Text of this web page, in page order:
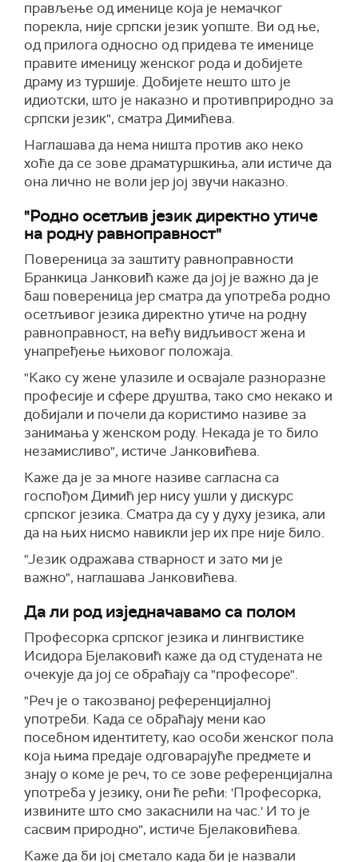
прављење од именице која је немачког
порекла, није српски језик уопште. Ви од ње,
од прилога односно од придева те именице
правите именицу женског рода и добијете
драму из туршије. Добијете нешто што је
идиотски, што је наказно и противприродно за
српски језик", сматра Димићева.
Наглашава да нема ништа против ако неко
хоће да се зове драматуршкиња, али истиче да
она лично не воли јер јој звучи наказно.
"Родно осетљив језик директно утиче
на родну равноправност"
Повереница за заштиту равноправности
Бранкица Јанковић каже да јој је важно да је
баш повереница јер сматра да употреба родно
осетљивог језика директно утиче на родну
равноправност, на већу видљивост жена и
унапређење њиховог положаја.
"Како су жене улазиле и освајале разноразне
професије и сфере друштва, тако смо некако и
добијали и почели да користимо називе за
занимања у женском роду. Некада је то било
незамисливо", истиче Јанковићева.
Каже да је за многе називе сагласна са
госпођом Димић јер нису ушли у дискурс
српског језика. Сматра да су у духу језика, али
да на њих нисмо навикли јер их пре није било.
"Језик одражава стварност и зато ми је
важно", наглашава Јанковићева.
Да ли род изједначавамо са полом
Професорка српског језика и лингвистике
Исидора Бјелаковић каже да од студената не
очекује да јој се обраћају са "професоре".
"Реч је о такозваној референцијалној
употреби. Када се обраћају мени као
посебном идентитету, као особи женског пола
која њима предаје одговарајуће предмете и
знају о коме је реч, то се зове референцијална
употреба у језику, они ће рећи: 'Професорка,
извините што смо закаснили на час.' И то је
сасвим природно", истиче Бјелаковићева.
Каже да би јој сметало када би је назвали